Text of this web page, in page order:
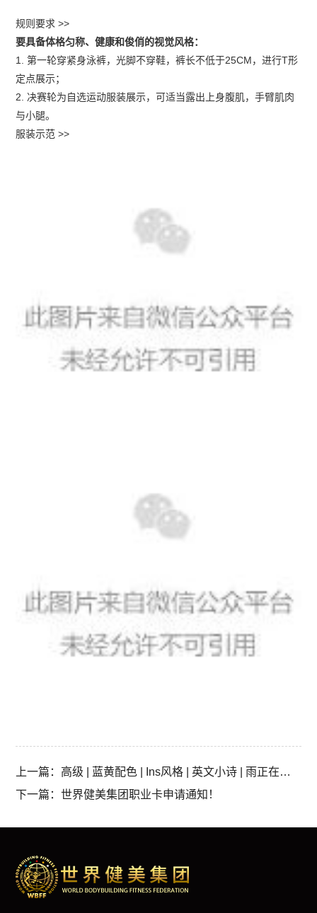
规则要求 >>
要具备体格匀称、健康和俊俏的视觉风格：
1. 第一轮穿紧身泳裤，光脚不穿鞋，裤长不低于25CM，进行T形
定点展示；
2. 决赛轮为自选运动服装展示，可适当露出上身腹肌，手臂肌肉
与小腿。
服装示范 >>
上一篇：高级 | 蓝黄配色 | Ins风格 | 英文小诗 | 雨正在下着
下一篇：世界健美集团职业卡申请通知！